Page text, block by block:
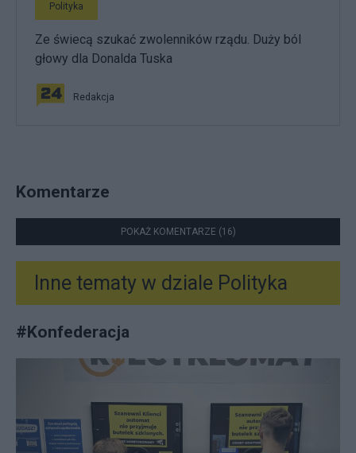
Polityka
Ze świecą szukać zwolenników rządu. Duży ból
głowy dla Donalda Tuska
Redakcja
Komentarze
POKAŻ KOMENTARZE (16)
Inne tematy w dziale Polityka
#Konfederacja